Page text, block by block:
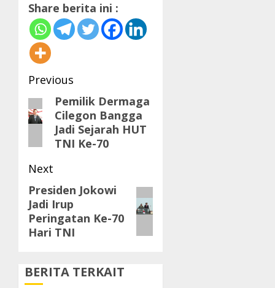
Share berita ini :
Post
navigation
Previous
Previous
post:
Pemilik Dermaga
Cilegon Bangga
Jadi Sejarah HUT
TNI Ke-70
Next
Next
post:
Presiden Jokowi
Jadi Irup
Peringatan Ke-70
Hari TNI
BERITA TERKAIT